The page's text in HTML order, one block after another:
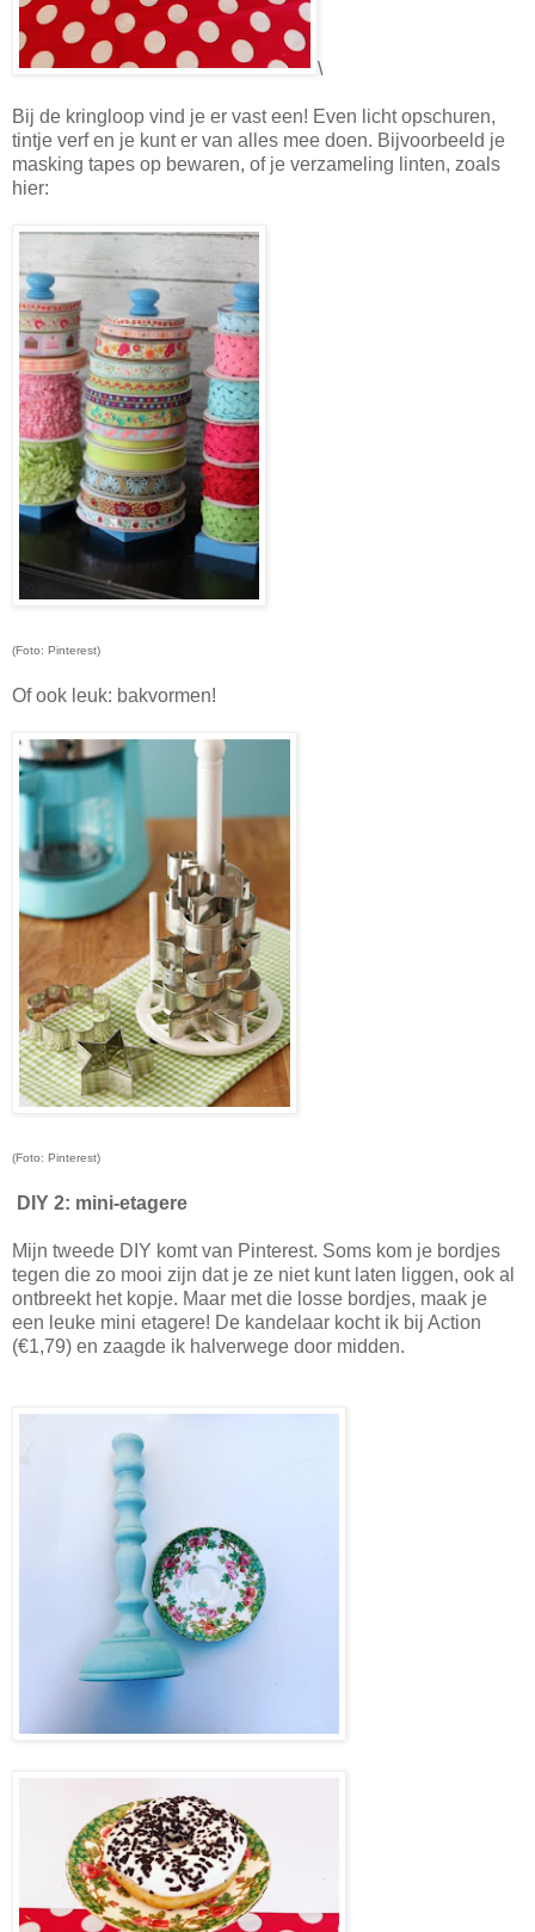
\
Bij de kringloop vind je er vast een! Even licht opschuren,
tintje verf en je kunt er van alles mee doen. Bijvoorbeeld je
masking tapes op bewaren, of je verzameling linten, zoals
hier:
(Foto: Pinterest)
Of ook leuk: bakvormen!
(Foto: Pinterest)
DIY 2: mini-etagere
Mijn tweede DIY komt van Pinterest. Soms kom je bordjes
tegen die zo mooi zijn dat je ze niet kunt laten liggen, ook al
ontbreekt het kopje. Maar met die losse bordjes, maak je
een leuke mini etagere! De kandelaar kocht ik bij Action
(€1,79) en zaagde ik halverwege door midden.